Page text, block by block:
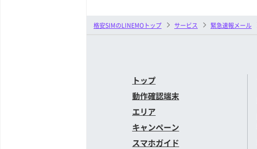
格安SIMのLINEMOトップ サービス 緊急速報メール
トップ
動作確認端末
エリア
キャンペーン
スマホガイド